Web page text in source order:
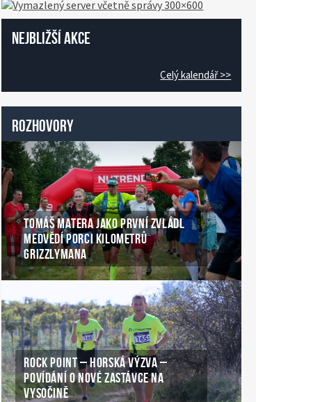
Nejbližší akce
Celý kalendář >>
Rozhovory
TOMÁŠ MATERA JAKO PRVNÍ ZVLÁDL
MEDVĚDÍ PORCI KILOMETRŮ
GRIZZLYMANA
ROCK POINT – HORSKÁ VÝZVA –
POVÍDÁNÍ O NOVÉ ZASTÁVCE NA
VYSOČINĚ